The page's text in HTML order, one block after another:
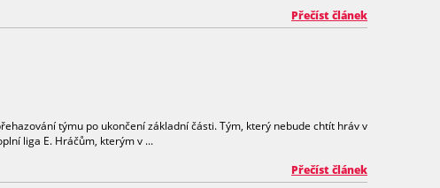
Přečíst článek
týmu po ukončení základní části. Tým, který nebude chtít hráv v
liga E. Hráčům, kterým v ...
Přečíst článek